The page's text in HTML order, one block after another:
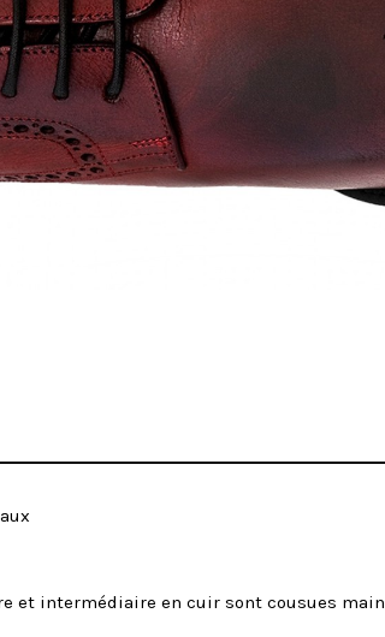
et intermédiaire en cuir sont cousues main